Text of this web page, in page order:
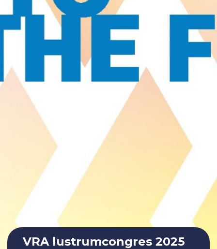
VRA lustrumcongres 2025